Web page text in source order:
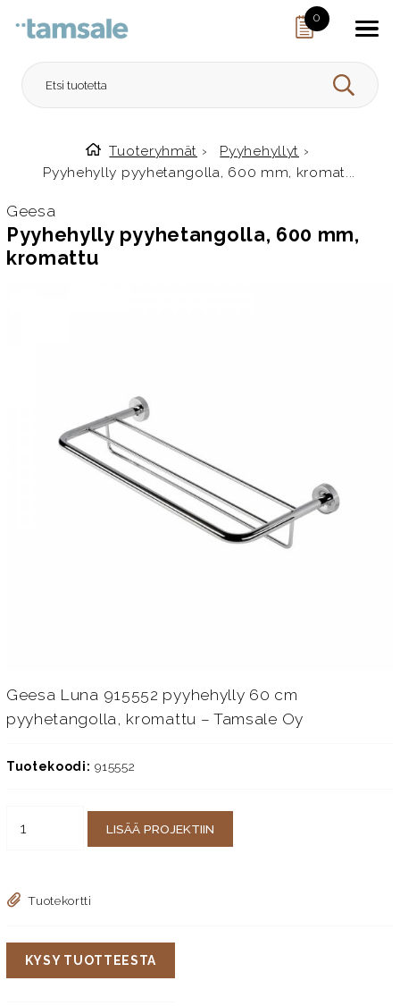
0
HAE
Etusivulle
Tuoteryhmät › Pyyhehyllyt ›
Pyyhehylly pyyhetangolla, 600 mm, kromat...
Geesa
Pyyhehylly pyyhetangolla, 600 mm,
kromattu
Geesa Luna 915552 pyyhehylly 60 cm
pyyhetangolla, kromattu – Tamsale Oy
Tuotekoodi: 915552
LISÄÄ PROJEKTIIN
Tuotekortti
KYSY TUOTTEESTA